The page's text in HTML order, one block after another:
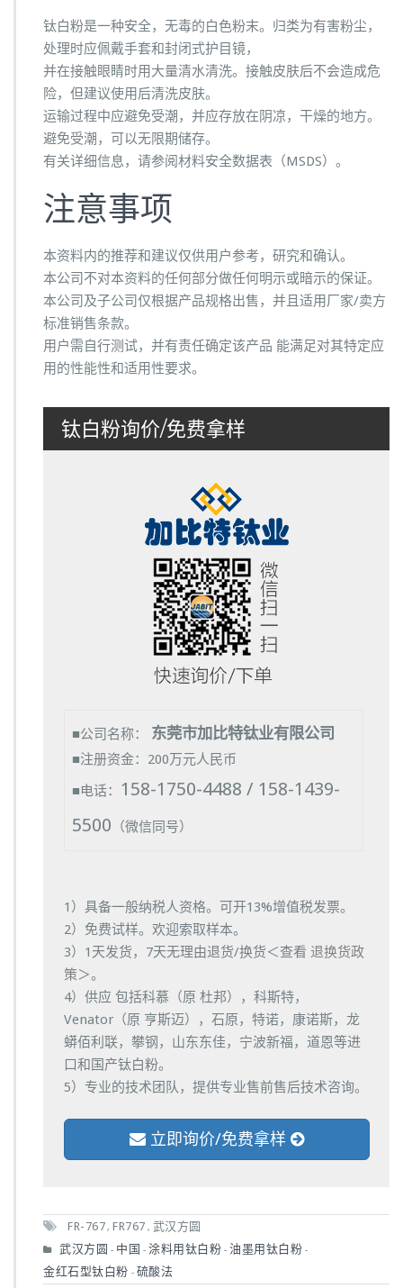
钛白粉是一种安全，无毒的白色粉末。归类为有害粉尘，
处理时应佩戴手套和封闭式护目镜，
并在接触眼睛时用大量清水清洗。接触皮肤后不会造成危
险，但建议使用后清洗皮肤。
运输过程中应避免受潮，并应存放在阴凉，干燥的地方。
避免受潮，可以无限期储存。
有关详细信息，请参阅材料安全数据表（MSDS）。
注意事项
本资料内的推荐和建议仅供用户参考，研究和确认。
本公司不对本资料的任何部分做任何明示或暗示的保证。
本公司及子公司仅根据产品规格出售，并且适用厂家/卖方
标准销售条款。
用户需自行测试，并有责任确定该产品 能满足对其特定应
用的性能性和适用性要求。
钛白粉询价/免费拿样
■公司名称： 东莞市加比特钛业有限公司
■注册资金：200万元人民币
■电话：
158-1750-4488 / 158-1439-
5500 （微信同号）
1）具备一般纳税人资格。可开13%增值税发票。
2）免费试样。欢迎索取样本。
3）1天发货，7天无理由退货/换货＜查看 退换货政
策＞。
4）供应 包括科慕（原 杜邦），科斯特，
Venator（原 亨斯迈），石原，特诺，康诺斯，龙
蟒佰利联，攀钢，山东东佳，宁波新福，道恩等进
口和国产钛白粉。
5）专业的技术团队，提供专业售前售后技术咨询。
立即询价/免费拿样
FR-767, FR767 , 武汉方圆
武汉方圆 - 中国 - 涂料用钛白粉 - 油墨用钛白粉 -
金红石型钛白粉 - 硫酸法